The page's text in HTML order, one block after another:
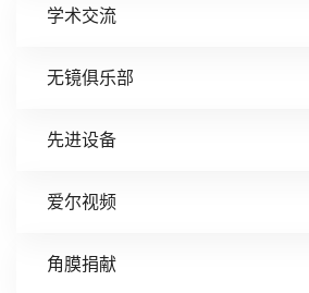
学术交流
无镜俱乐部
先进设备
爱尔视频
角膜捐献